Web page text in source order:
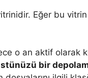
Eğer bu
o an aktif olarak
bir